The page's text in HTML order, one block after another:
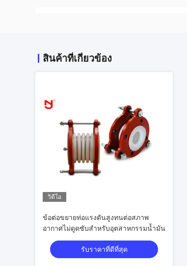
สินค้าที่เกี่ยวข้อง
วิดีโอ
ข้อต่อขยายท่อแรงดันสูงทนต่อสภาพ
อากาศไม่ดูดซับสำหรับอุตสาหกรรมน้ำมัน
รับราคาที่ดีที่สุด